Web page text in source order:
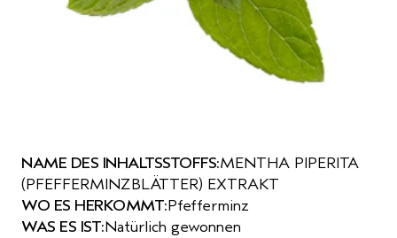
NAME DES INHALTSSTOFFS:MENTHA PIPERITA
(PFEFFERMINZBLÄTTER) EXTRAKT
WO ES HERKOMMT:Pfefferminz
WAS ES IST:Natürlich gewonnen